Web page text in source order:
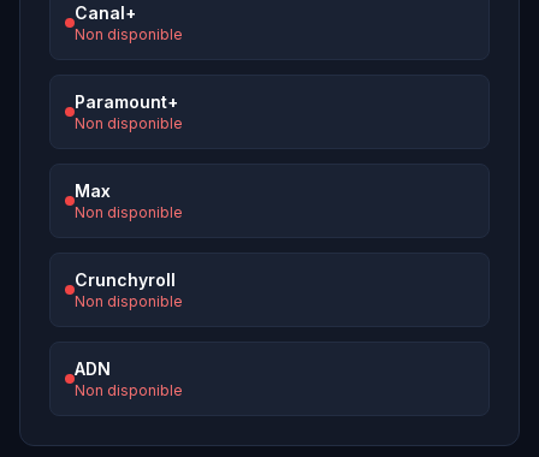
Canal+
Non disponible
Paramount+
Non disponible
Max
Non disponible
Crunchyroll
Non disponible
ADN
Non disponible